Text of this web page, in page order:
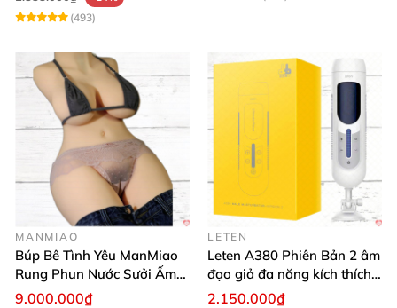
(493)
MANMIAO
Búp Bê Tình Yêu ManMiao
Rung Phun Nước Sưởi Ấm
Thông Minh
9.000.000₫
LETEN
Leten A380 Phiên Bản 2 âm
đạo giả đa năng kích thích
cực mạnh
2.150.000₫